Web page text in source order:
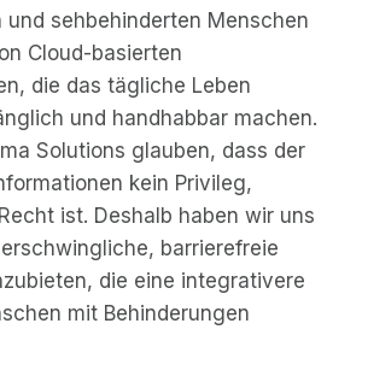
und sehbehinderten Menschen
Cloud-basierten
die das tägliche Leben
und handhabbar machen.
Solutions glauben, dass der
kein Privileg,
ist. Deshalb haben wir uns
barrierefreie
die eine integrativere
mit Behinderungen